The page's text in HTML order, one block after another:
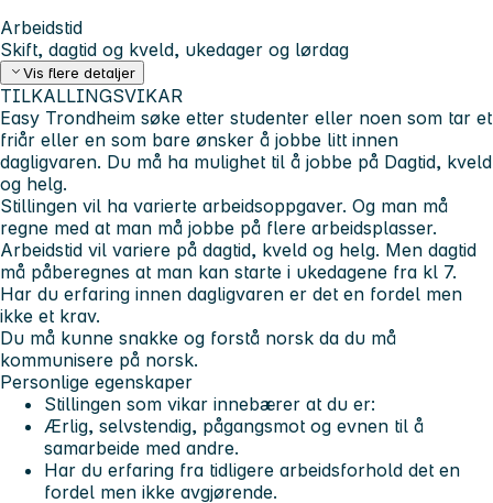
Arbeidstid
Skift, dagtid og kveld, ukedager og lørdag
Vis flere detaljer
TILKALLINGSVIKAR
Easy Trondheim søke etter studenter eller noen som tar et
friår eller en som bare ønsker å jobbe litt innen
dagligvaren. Du må ha mulighet til å jobbe på Dagtid, kveld
og helg.
Stillingen vil ha varierte arbeidsoppgaver. Og man må
regne med at man må jobbe på flere arbeidsplasser.
Arbeidstid vil variere på dagtid, kveld og helg. Men dagtid
må påberegnes at man kan starte i ukedagene fra kl 7.
Har du erfaring innen dagligvaren er det en fordel men
ikke et krav.
Du må kunne snakke og forstå norsk da du må
kommunisere på norsk.
Personlige egenskaper
Stillingen som vikar innebærer at du er:
Ærlig, selvstendig, pågangsmot og evnen til å
samarbeide med andre.
Har du erfaring fra tidligere arbeidsforhold det en
fordel men ikke avgjørende.